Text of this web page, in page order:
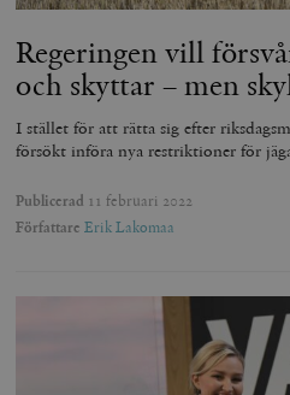
Regeringen vill
och skyttar – men
I stället för att rätta sig efter
försökt införa nya restriktioner för
Publicerad 11 februari 2022
Författare Erik Lakomaa